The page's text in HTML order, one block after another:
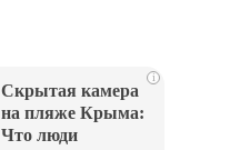
i
Скрытая камера
на пляже Крыма:
Что люди